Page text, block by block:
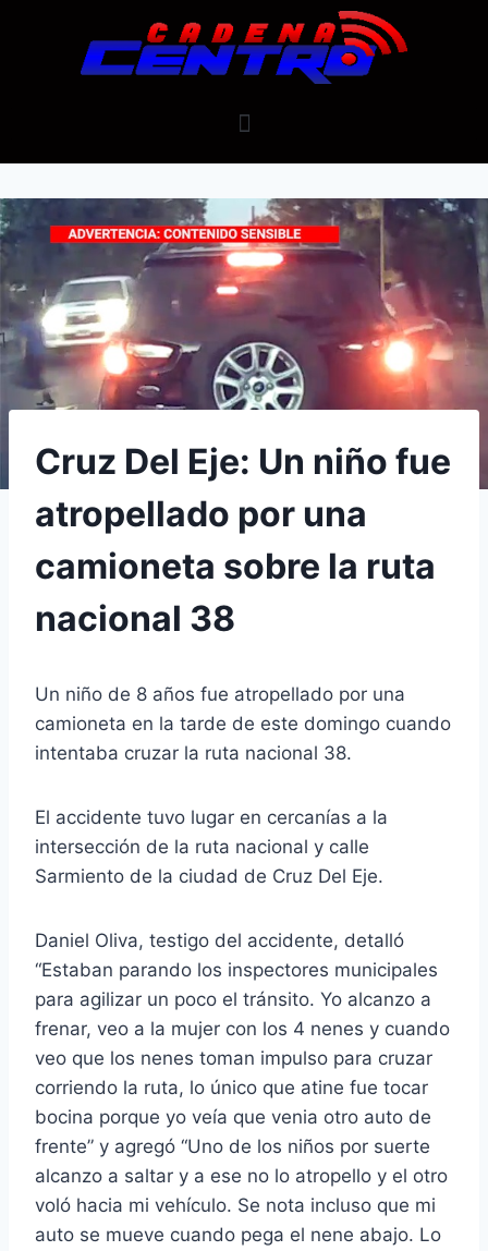
Cruz Del Eje: Un niño fue
atropellado por una
camioneta sobre la ruta
nacional 38
Un niño de 8 años fue atropellado por una
camioneta en la tarde de este domingo cuando
intentaba cruzar la ruta nacional 38.
El accidente tuvo lugar en cercanías a la
intersección de la ruta nacional y calle
Sarmiento de la ciudad de Cruz Del Eje.
Daniel Oliva, testigo del accidente, detalló
“Estaban parando los inspectores municipales
para agilizar un poco el tránsito. Yo alcanzo a
frenar, veo a la mujer con los 4 nenes y cuando
veo que los nenes toman impulso para cruzar
corriendo la ruta, lo único que atine fue tocar
bocina porque yo veía que venia otro auto de
frente” y agregó “Uno de los niños por suerte
alcanzo a saltar y a ese no lo atropello y el otro
voló hacia mi vehículo. Se nota incluso que mi
auto se mueve cuando pega el nene abajo. Lo